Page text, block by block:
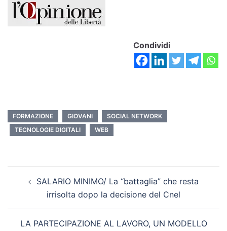
Condividi
FORMAZIONE GIOVANI
SOCIAL NETWORK
TECNOLOGIE DIGITALI
WEB
SALARIO MINIMO/ La “battaglia” che resta
irrisolta dopo la decisione del Cnel
LA PARTECIPAZIONE AL LAVORO, UN MODELLO